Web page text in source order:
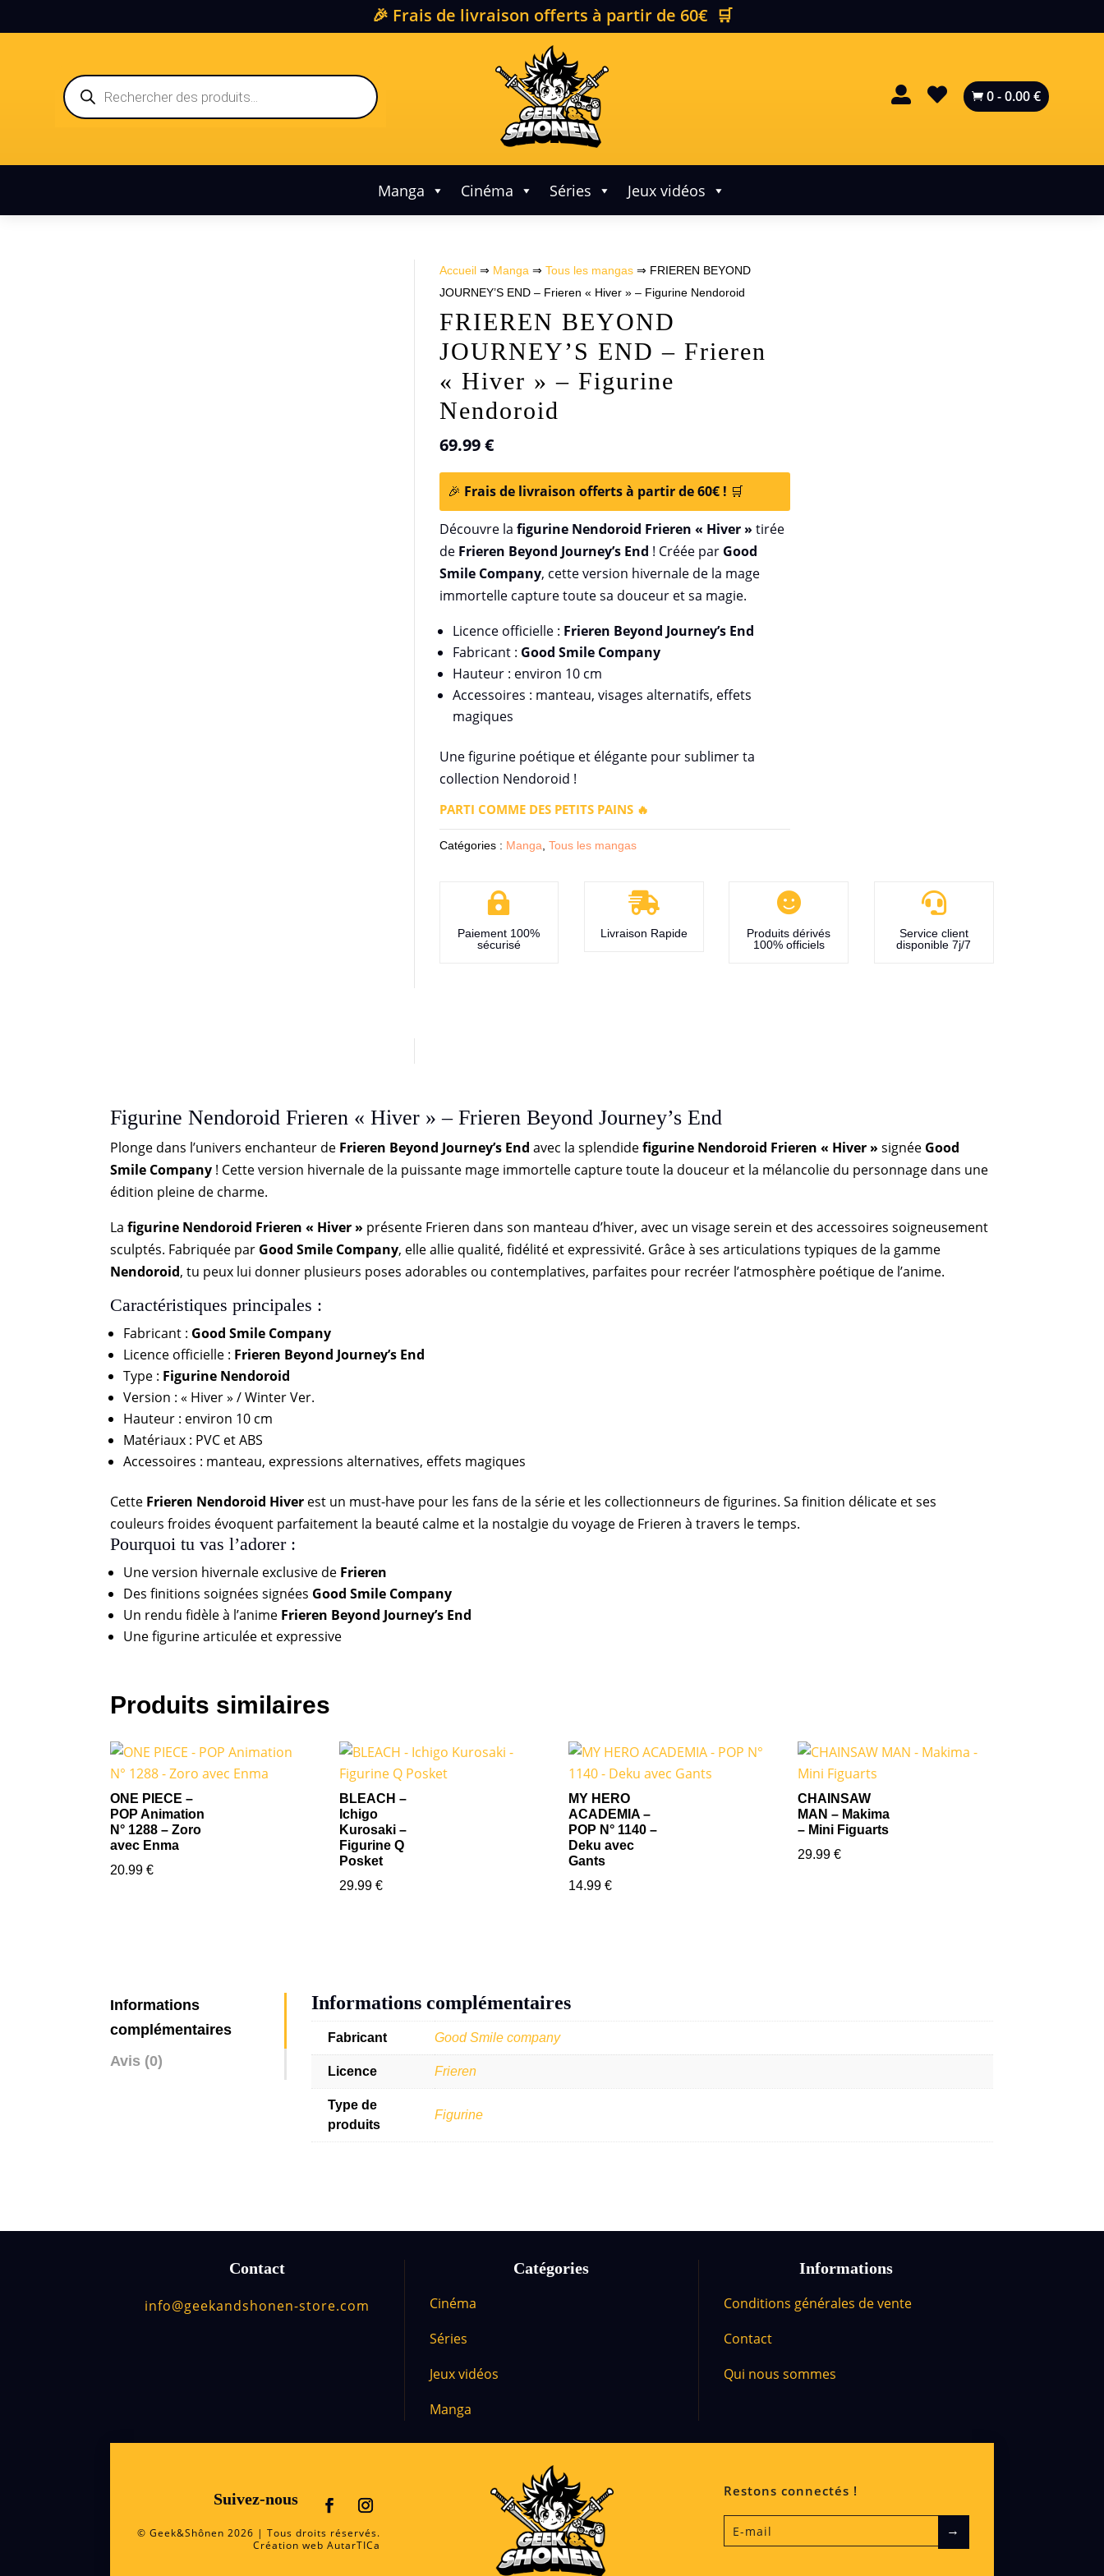
🎉 Frais de livraison offerts à partir de 60€ 🛒
Recherche
de
produits
   0-0.00€
Manga Cinéma Séries Jeux vidéos
Accueil⇒ Manga ⇒ Tous les mangas⇒ FRIEREN BEYOND
JOURNEY’S END – Frieren « Hiver » – Figurine Nendoroid
FRIEREN BEYOND
JOURNEY’S END – Frieren
« Hiver » – Figurine
Nendoroid
69.99€
🎉 Frais de livraison offerts à partir de 60€ ! 🛒
Découvre la figurine Nendoroid Frieren « Hiver » tirée
de Frieren Beyond Journey’s End ! Créée par Good
Smile Company, cette version hivernale de la mage
immortelle capture toute sa douceur et sa magie.
Licence officielle : Frieren Beyond Journey’s End
Fabricant : Good Smile Company
Hauteur : environ 10 cm
Accessoires : manteau, visages alternatifs, effets
magiques
Une figurine poétique et élégante pour sublimer ta
collection Nendoroid !
PARTI COMME DES PETITS PAINS 🔥
Catégories : Manga Tous les mangas

Paiement 100%
sécurisé

Livraison Rapide

Produits dérivés
100% officiels

Service client
disponible 7j/7
Figurine Nendoroid Frieren « Hiver » – Frieren Beyond Journey’s End
Plonge dans l’univers enchanteur de Frieren Beyond Journey’s End avec la splendidefigurine Nendoroid Frieren « Hiver » signée Good
Smile Company ! Cette version hivernale de la puissante mage immortelle capture toute la douceur et la mélancolie du personnage dans une
édition pleine de charme.
Lafigurine Nendoroid Frieren « Hiver » présente Frieren dans son manteau d’hiver, avec un visage serein et des accessoires soigneusement
sculptés. Fabriquée par Good Smile Company, elle allie qualité, fidélité et expressivité. Grâce à ses articulations typiques de la gamme
Nendoroid, tu peux lui donner plusieurs poses adorables ou contemplatives, parfaites pour recréer l’atmosphère poétique de l’anime.
Caractéristiques principales :
Fabricant : Good Smile Company
Licence officielle : Frieren Beyond Journey’s End
Type : Figurine Nendoroid
Version : « Hiver » / Winter Ver.
Hauteur : environ 10 cm
Matériaux : PVC et ABS
Accessoires : manteau, expressions alternatives, effets magiques
Cette Frieren Nendoroid Hiver est un must-have pour les fans de la série et les collectionneurs de figurines. Sa finition délicate et ses
couleurs froides évoquent parfaitement la beauté calme et la nostalgie du voyage de Frieren à travers le temps.
Pourquoi tu vas l’adorer :
Une version hivernale exclusive de Frieren
Des finitions soignées signées Good Smile Company
Un rendu fidèle à l’anime Frieren Beyond Journey’s End
Une figurine articulée et expressive
Produits similaires
ONE PIECE –
POP Animation
N° 1288 – Zoro
avec Enma
20.99€
BLEACH –
Ichigo
Kurosaki –
Figurine Q
Posket
29.99€
MY HERO
ACADEMIA –
POP N° 1140 –
Deku avec
Gants
14.99€
CHAINSAW
MAN – Makima
– Mini Figuarts
29.99€
Informations
complémentaires
Avis (0)
Informations complémentaires
Fabricant Good Smile company
Licence Frieren
Type de
produits
Figurine
Contact
info@geekandshonen-store.com
Catégories
Cinéma
Séries
Jeux vidéos
Manga
Informations
Conditions générales de vente
Contact
Qui nous sommes
Suivez-nous
© Geek&Shônen 2026 | Tous droits réservés.
Création web AutarTICa
Restons connectés !
→